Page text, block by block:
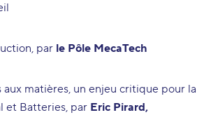
par le Pôle MecaTech
aux matières, un enjeu critique pour la
et Batteries, par Eric Pirard,